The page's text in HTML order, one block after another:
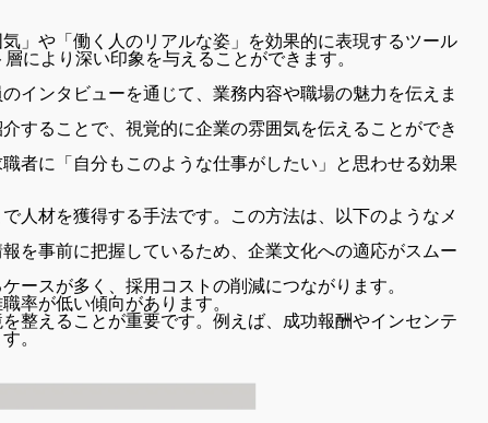
」や「働く人のリアルな姿」を効果的に表現するツール
により深い印象を与えることができます。
インタビューを通じて、業務内容や職場の魅力を伝えま
することで、視覚的に企業の雰囲気を伝えることができ
者に「自分もこのような仕事がしたい」と思わせる効果
人材を獲得する手法です。この方法は、以下のようなメ
を事前に把握しているため、企業文化への適応がスムー
ースが多く、採用コストの削減につながります。
率が低い傾向があります。
整えることが重要です。例えば、成功報酬やインセンテ
。